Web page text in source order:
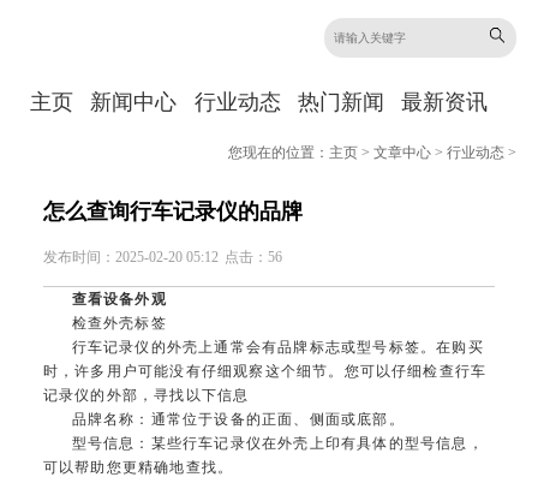
主页 新闻中心 行业动态 热门新闻 最新资讯
您现在的位置： 主页 >文章中心 >行业动态 >
怎么查询行车记录仪的品牌
发布时间：2025-02-20 05:12 点击：56
查看设备外观
检查外壳标签
行车记录仪的外壳上通常会有品牌标志或型号标签。在购买
时，许多用户可能没有仔细观察这个细节。您可以仔细检查行车
记录仪的外部，寻找以下信息
品牌名称：通常位于设备的正面、侧面或底部。
型号信息：某些行车记录仪在外壳上印有具体的型号信息，
可以帮助您更精确地查找。